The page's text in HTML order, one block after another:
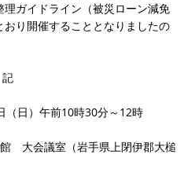
ガイドライン（被災ローン減免
り開催することとなりましたの
記
）午前10時30分～12時
会議室（岩手県上閉伊郡大槌